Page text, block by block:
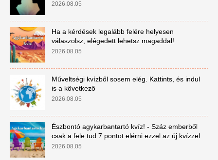
2026.08.05
Ha a kérdések legalább felére helyesen
válaszolsz, elégedett lehetsz magaddal!
2026.08.05
Műveltségi kvízből sosem elég. Kattints, és indul
is a következő
2026.08.05
Észbontó agykarbantartó kvíz! - Száz emberből
csak a fele tud 7 pontot elérni ezzel az új kvízzel
2026.08.05